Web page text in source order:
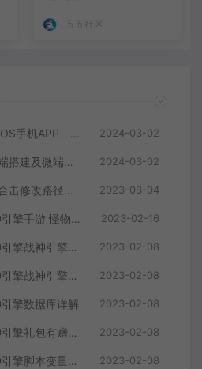
五五社区
RED三端引擎、 安卓、IOS手机APP、列表修改、及微端的搭建方法-特约制作 2024-03-02
RED三端传奇引擎的PC端搭建及微端服务器搭建教程 2024-03-02
【文本】幽冥引擎 幽冥合击修改路径大全 部分注释介绍 2023-03-04
【文本】GowLom2战神引擎手游 怪物部分攻击代码 2023-02-16
【文本】GowLom2战神引擎战神引擎复古传奇 玩家属性 2023-02-08
【文本】GowLom2战神引擎战神引擎DB表mir库 详细介绍 2023-02-08
擎数据库详解 2023-02-08
【文本】GowLom2战神引擎礼包有赠字修改掉 可以丢弃 2023-02-08
【文本】GowLom2战神引擎脚本变量大全 2023-02-08